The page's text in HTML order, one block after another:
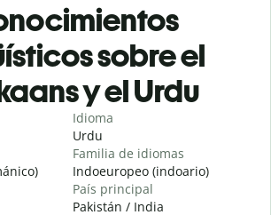
sobre el
y el Urdu
Idioma
Urdu
Familia de idiomas
Indoeuropeo (indoario)
País principal
Pakistán / India